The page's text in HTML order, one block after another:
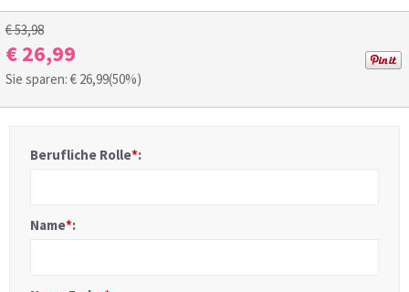
€ 53,98
€ 26,99
Sie sparen: € 26,99(50%)
Berufliche Rolle*:
Name*: